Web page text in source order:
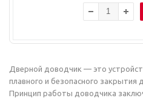
Дверной доводчик — это
плавного и безопасного закрытия
Принцип работы доводчика